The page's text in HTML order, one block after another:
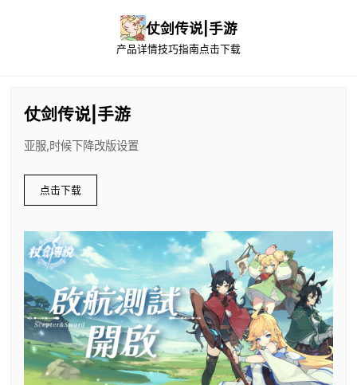
仗剑传说|手游
产品详情技巧指南点击下载
仗剑传说|手游
亚服,时候下降改版设置
点击下载